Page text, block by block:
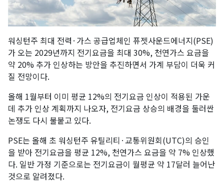
워싱턴주 최대 전력·가스 공급업체인 퓨젯사운드에너지(PSE)
가 오는 2029년까지 전기요금을 최대 30%, 천연가스 요금을
약 20% 추가 인상하는 방안을 추진하면서 가계 부담이 더욱 커
질 전망이다.
올해 1월부터 이미 평균 12%의 전기요금 인상이 적용된 가운
데 추가 인상 계획까지 나오자, 전기요금 상승의 배경을 둘러싼
논쟁도 다시 불붙고 있다.
PSE는 올해 초 워싱턴주 유틸리티·교통위원회(UTC)의 승인
을 받아 전기요금을 평균 12%, 천연가스 요금을 약 7% 인상했
다. 일반 가정 기준으로는 전기요금이 월평균 약 17달러 늘어난
것으로 알려졌다.